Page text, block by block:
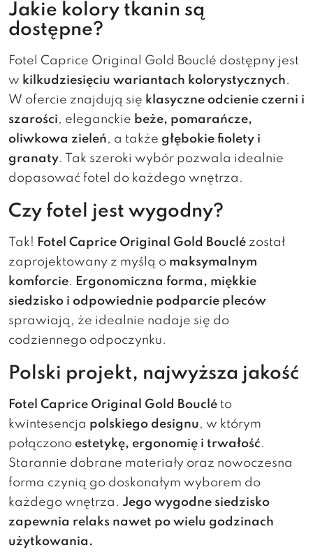
Jakie kolory tkanin są
dostępne?
Fotel Caprice Original Gold Bouclé dostępny jest
w kilkudziesięciu wariantach kolorystycznych.
W ofercie znajdują się klasyczne odcienie czerni i
szarości, eleganckie beże, pomarańcze,
oliwkowa zieleń, a także głębokie fiolety i
granaty. Tak szeroki wybór pozwala idealnie
dopasować fotel do każdego wnętrza.
Czy fotel jest wygodny?
Tak! Fotel Caprice Original Gold Bouclé został
zaprojektowany z myślą o maksymalnym
komforcie. Ergonomiczna forma, miękkie
siedzisko i odpowiednie podparcie pleców
sprawiają, że idealnie nadaje się do
codziennego odpoczynku.
Polski projekt, najwyższa jakość
Fotel Caprice Original Gold Bouclé to
kwintesencja polskiego designu, w którym
połączono estetykę, ergonomię i trwałość.
Starannie dobrane materiały oraz nowoczesna
forma czynią go doskonałym wyborem do
każdego wnętrza. Jego wygodne siedzisko
zapewnia relaks nawet po wielu godzinach
użytkowania.